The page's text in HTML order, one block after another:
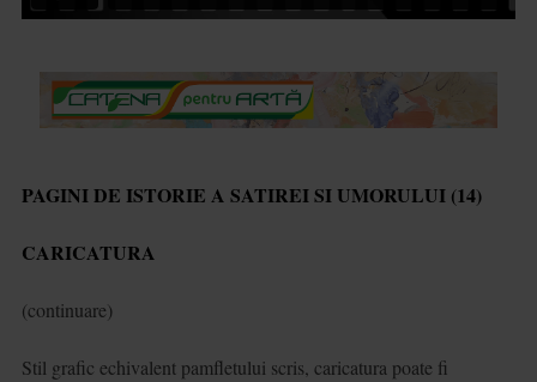
PAGINI DE ISTORIE A SATIREI SI UMORULUI (14)
CARICATURA
(continuare)
Stil grafic echivalent pamfletului scris, caricatura poate fi